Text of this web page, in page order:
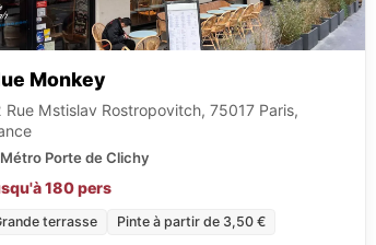
Monkey
Rue Mstislav Rostropovitch, 75017 Paris,
Métro Porte de Clichy
180 pers
terrasse Pinte à partir de 3,50 €